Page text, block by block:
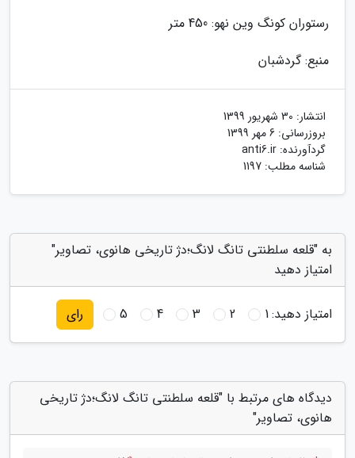
رستوران کونگ وین نهو: 450 متر
منبع: گردشبان
انتشار: 30 شهریور 1399
بروزرسانی: 6 مهر 1399
گردآورنده: anti6.ir
شناسه مطلب: 1197
به "قلعه سلطنتی تانگ لانگ؛دژ تاریخی هانوی، تصاویر"
امتیاز دهید
امتیاز دهید:1
2
3
4
5 رای
دیدگاه های مرتبط با "قلعه سلطنتی تانگ لانگ؛دژ تاریخی
هانوی، تصاویر"